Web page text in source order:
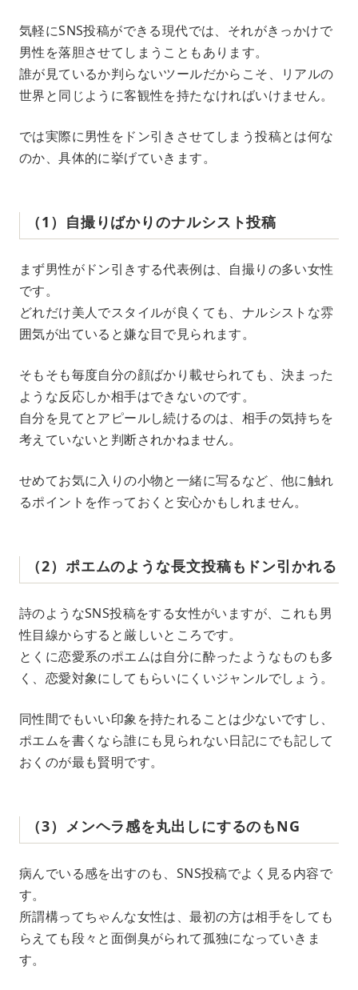
気軽にSNS投稿ができる現代では、それがきっかけで
男性を落胆させてしまうこともあります。
誰が見ているか判らないツールだからこそ、リアルの
世界と同じように客観性を持たなければいけません。
では実際に男性をドン引きさせてしまう投稿とは何な
のか、具体的に挙げていきます。
（1）自撮りばかりのナルシスト投稿
まず男性がドン引きする代表例は、自撮りの多い女性
です。
どれだけ美人でスタイルが良くても、ナルシストな雰
囲気が出ていると嫌な目で見られます。
そもそも毎度自分の顔ばかり載せられても、決まった
ような反応しか相手はできないのです。
自分を見てとアピールし続けるのは、相手の気持ちを
考えていないと判断されかねません。
せめてお気に入りの小物と一緒に写るなど、他に触れ
るポイントを作っておくと安心かもしれません。
（2）ポエムのような長文投稿もドン引かれる
詩のようなSNS投稿をする女性がいますが、これも男
性目線からすると厳しいところです。
とくに恋愛系のポエムは自分に酔ったようなものも多
く、恋愛対象にしてもらいにくいジャンルでしょう。
同性間でもいい印象を持たれることは少ないですし、
ポエムを書くなら誰にも見られない日記にでも記して
おくのが最も賢明です。
（3）メンヘラ感を丸出しにするのもNG
病んでいる感を出すのも、SNS投稿でよく見る内容で
す。
所謂構ってちゃんな女性は、最初の方は相手をしても
らえても段々と面倒臭がられて孤独になっていきま
す。